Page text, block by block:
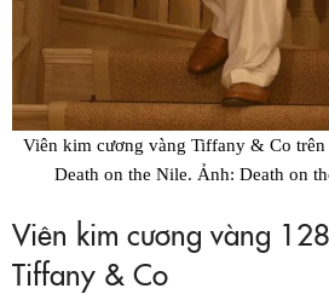
Viên kim cương vàng Tiffany & Co
Death on the Nile. Ảnh: Death on
Viên kim cương vàng
Tiffany & Co